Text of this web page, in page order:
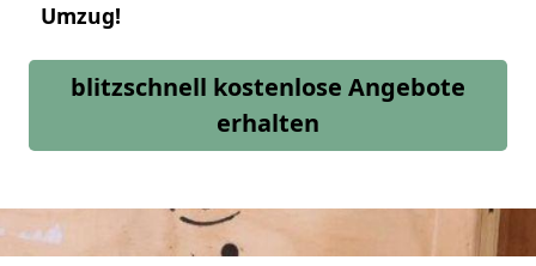
Umzug!
blitzschnell kostenlose Angebote
erhalten